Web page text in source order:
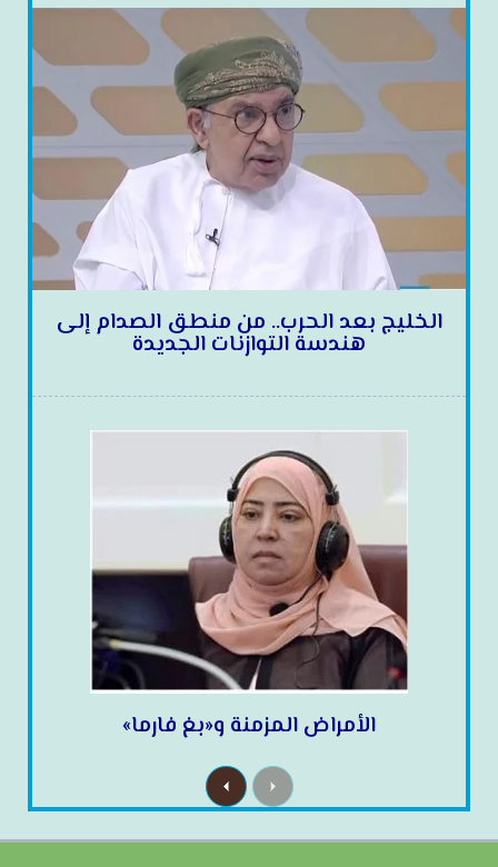
الخليج بعد الحرب.. من منطق الصدام إلى
هندسة التوازنات الجديدة
الأمراض المزمنة و«بغ فارما»
P
r
e
i
N
e
x